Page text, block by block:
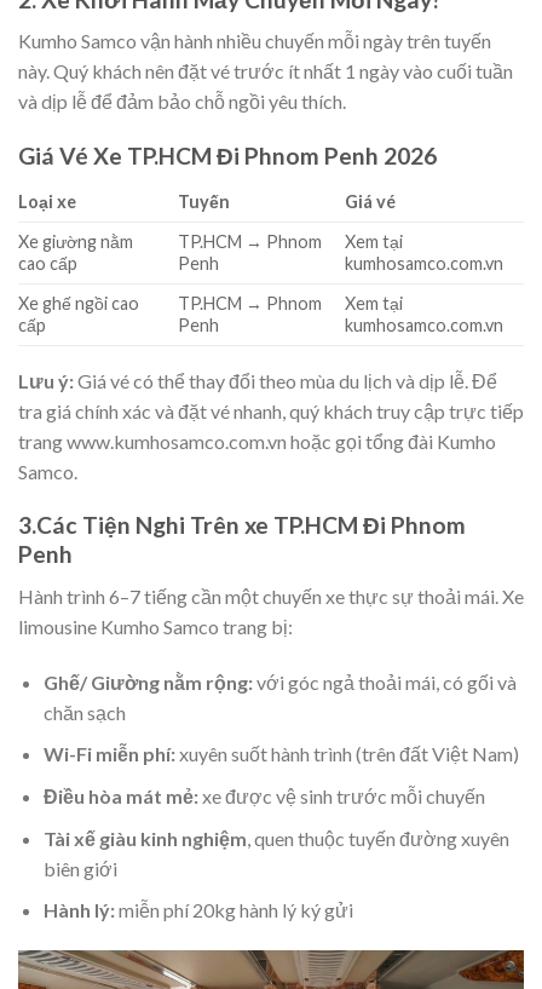
Kumho Samco vận hành nhiều chuyến mỗi ngày trên tuyến
này. Quý khách nên đặt vé trước ít nhất 1 ngày vào cuối tuần
và dịp lễ để đảm bảo chỗ ngồi yêu thích.
Giá Vé Xe TP.HCM Đi Phnom Penh 2026
Loại xe Tuyến
Giá vé
Xe giường nằm
cao cấp
TP.HCM → Phnom
Penh
Xem tại
kumhosamco.com.vn
Xe ghế ngồi cao
cấp
TP.HCM → Phnom
Penh
Xem tại
kumhosamco.com.vn
Lưu ý:Giá vé có thể thay đổi theo mùa du lịch và dịp lễ. Để
tra giá chính xác và đặt vé nhanh, quý khách truy cập trực tiếp
trang www.kumhosamco.com.vn hoặc gọi tổng đài Kumho
Samco.
3.Các Tiện Nghi Trên xe TP.HCM Đi Phnom
Penh
Hành trình 6–7 tiếng cần một chuyến xe thực sự thoải mái. Xe
limousine Kumho Samco trang bị:
Ghế/ Giường nằm rộng:với góc ngả thoải mái, có gối và
chăn sạch
Wi-Fi miễn phí:xuyên suốt hành trình (trên đất Việt Nam)
Điều hòa mát mẻ:xe được vệ sinh trước mỗi chuyến
Tài xế giàu kinh nghiệm , quen thuộc tuyến đường xuyên
biên giới
Hành lý:miễn phí 20kg hành lý ký gửi